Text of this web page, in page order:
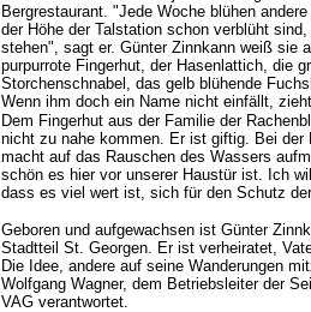
Bergrestaurant. "Jede Woche blühen
der Höhe der Talstation schon verblüht
stehen", sagt er. Günter Zinnkann weiß sie
purpurrote Fingerhut, der Hasenlattich, die
Storchenschnabel, das gelb blühende
Wenn ihm doch ein Name nicht einfällt,
Dem Fingerhut aus der Familie der
nicht zu nahe kommen. Er ist giftig. Bei der
macht auf das Rauschen des Wassers
schön es hier vor unserer Haustür ist. Ich
dass es viel wert ist, sich für den Schutz
Geboren und aufgewachsen ist Günter
Stadtteil St. Georgen. Er ist verheiratet,
Die Idee, andere auf seine Wanderungen
Wolfgang Wagner, dem Betriebsleiter der
VAG verantwortet.